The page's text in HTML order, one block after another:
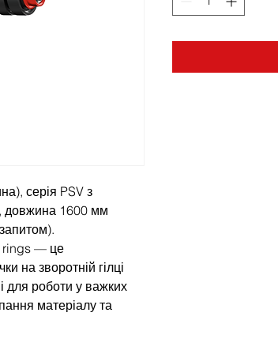
серія PSV з
довжина 1600 мм
rings — це
на зворотній гілці
для роботи у важких
матеріалу та